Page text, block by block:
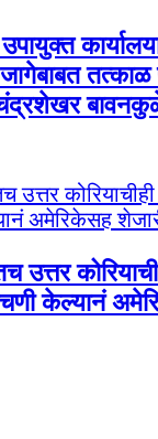
तत्काळ
उत्तर
केल्यानं